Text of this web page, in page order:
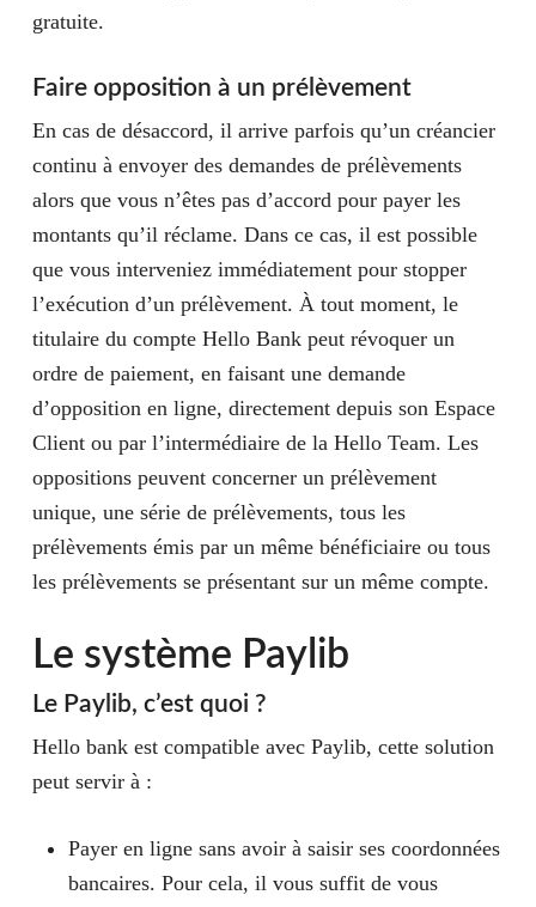
gratuite.
Faire opposition à un prélèvement
En cas de désaccord, il arrive parfois qu’un créancier
continu à envoyer des demandes de prélèvements
alors que vous n’êtes pas d’accord pour payer les
montants qu’il réclame. Dans ce cas, il est possible
que vous interveniez immédiatement pour stopper
l’exécution d’un prélèvement. À tout moment, le
titulaire du compte Hello Bank peut révoquer un
ordre de paiement, en faisant une demande
d’opposition en ligne, directement depuis son Espace
Client ou par l’intermédiaire de la Hello Team. Les
oppositions peuvent concerner un prélèvement
unique, une série de prélèvements, tous les
prélèvements émis par un même bénéficiaire ou tous
les prélèvements se présentant sur un même compte.
Le système Paylib
Le Paylib, c’est quoi ?
Hello bank est compatible avec Paylib, cette solution
peut servir à :
Payer en ligne sans avoir à saisir ses coordonnées
bancaires. Pour cela, il vous suffit de vous